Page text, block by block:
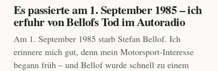
Es passierte am 1. September 1985 – ich
erfuhr von Bellofs Tod im Autoradio
Am 1. September 1985 starb Stefan Bellof. Ich
erinnere mich gut, denn mein Motorsport-Interesse
begann früh – und Bellof wurde schnell zu einem